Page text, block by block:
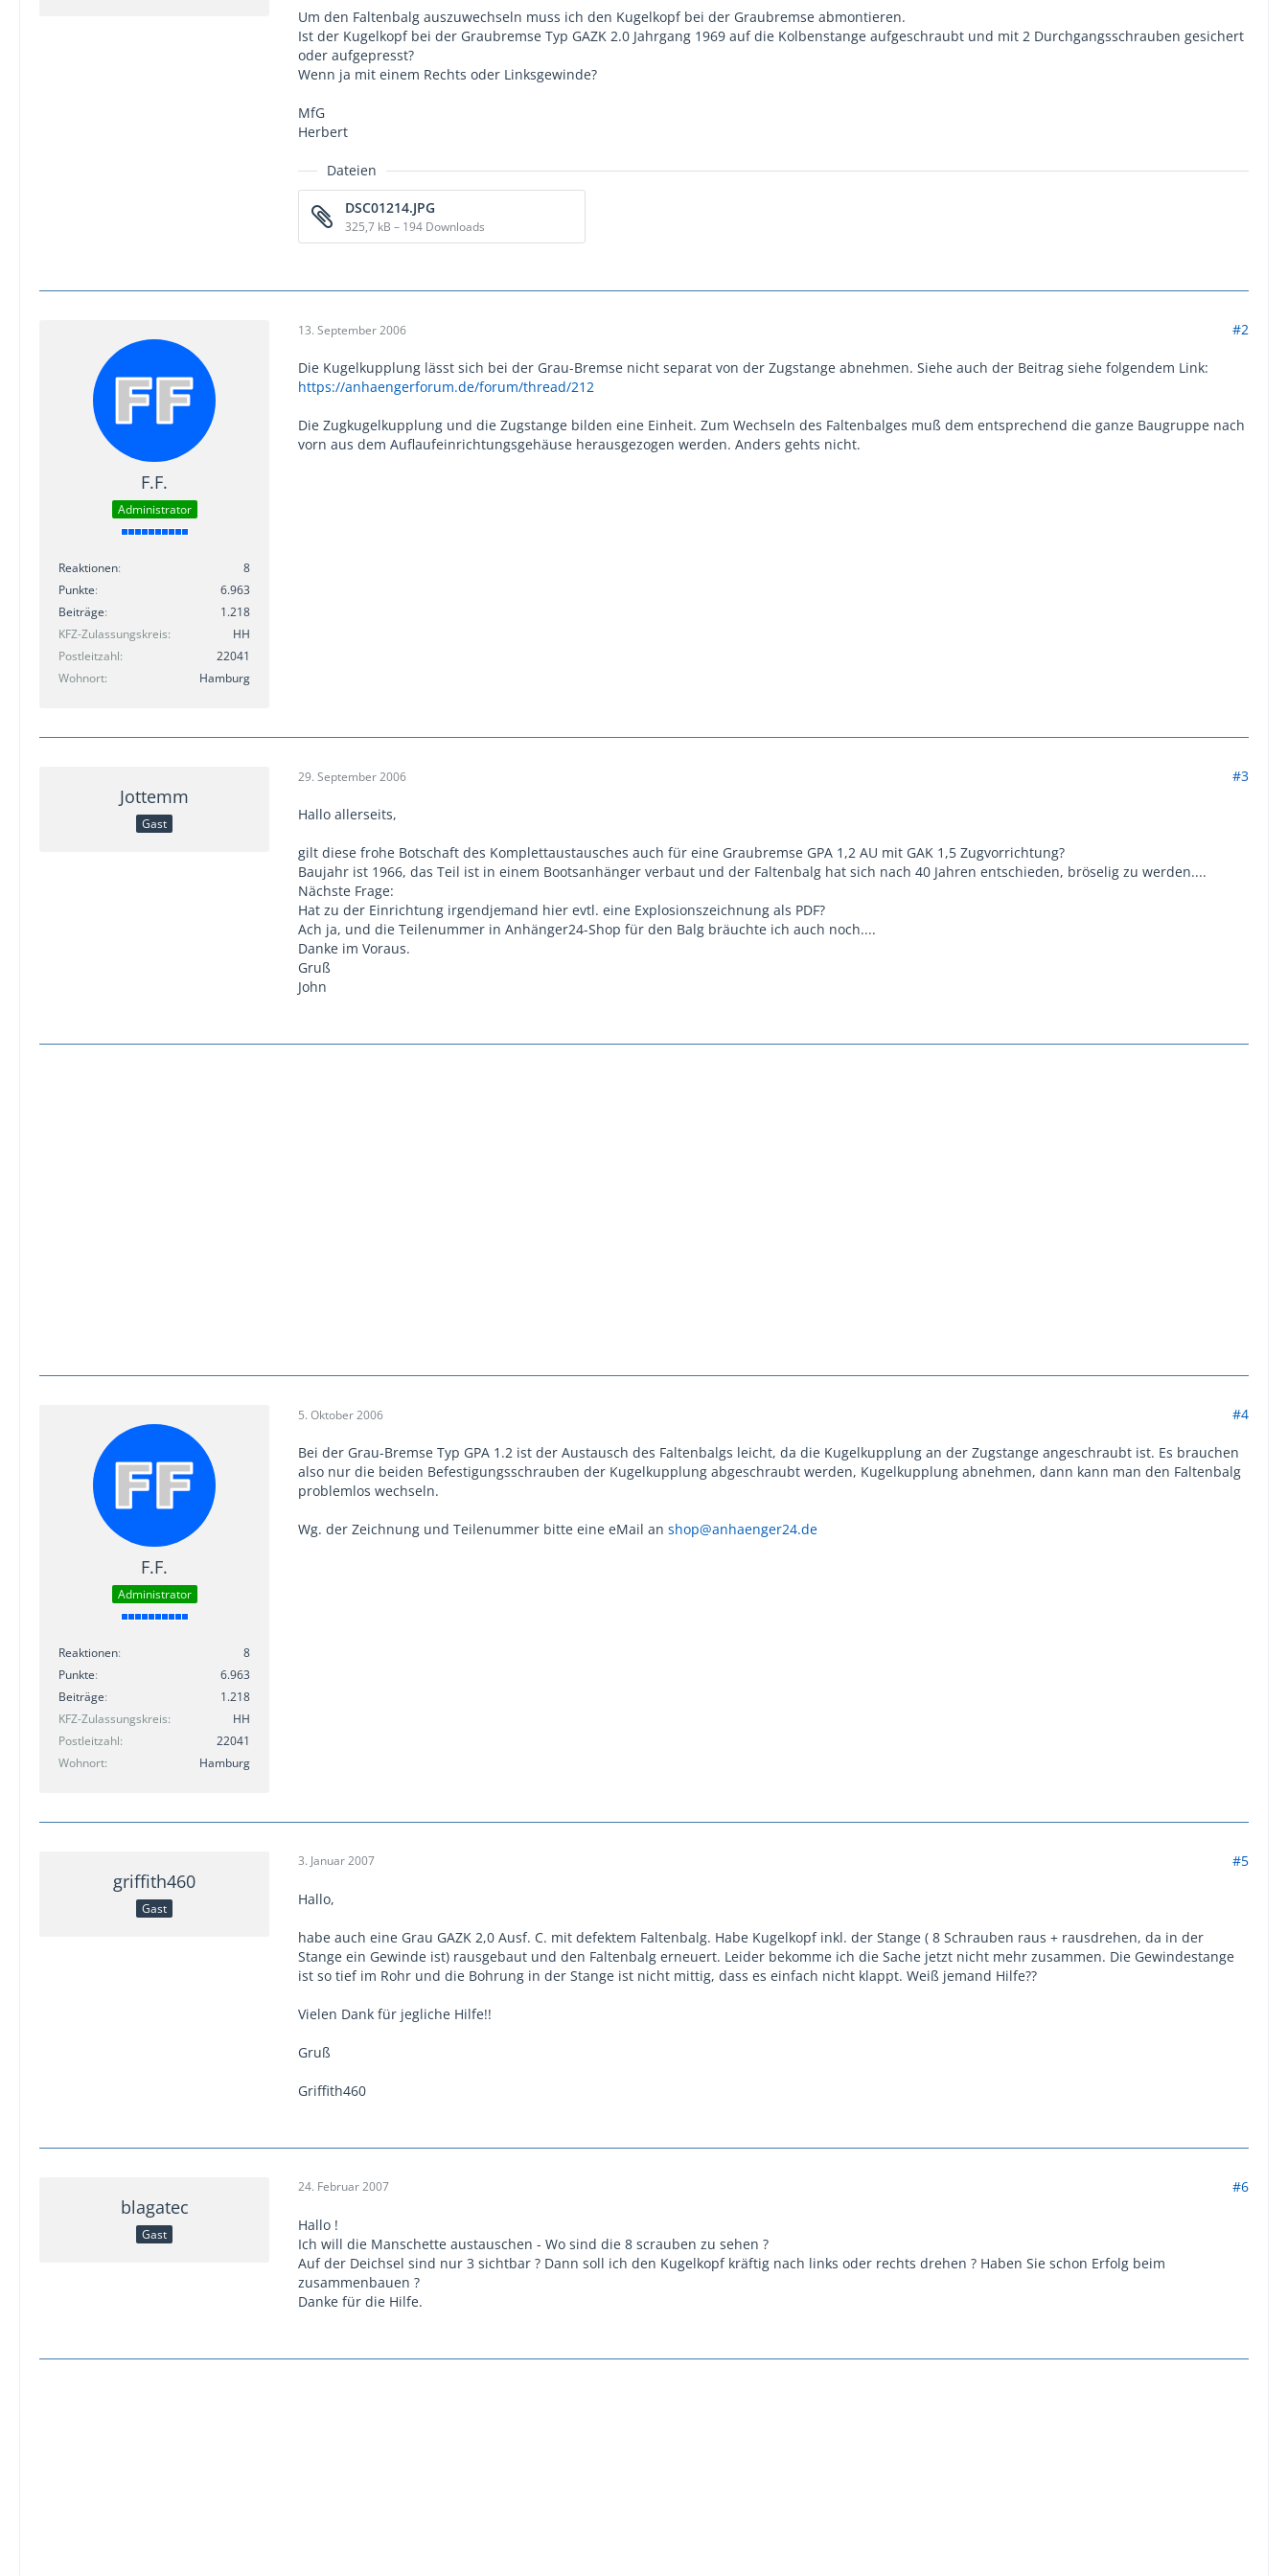
Um den Faltenbalg auszuwechseln muss ich den Kugelkopf bei der Graubremse abmontieren.
Ist der Kugelkopf bei der Graubremse Typ GAZK 2.0 Jahrgang 1969 auf die Kolbenstange aufgeschraubt und mit 2 Durchgangsschrauben gesichert
oder aufgepresst?
Wenn ja mit einem Rechts oder Linksgewinde?
MfG
Herbert
Dateien
DSC01214.JPG
325,7 kB – 194 Downloads
F.F.
Administrator
Reaktionen
8
Punkte
6.963
Beiträge
1.218
KFZ-Zulassungskreis
HH
Postleitzahl
22041
Wohnort
Hamburg
13. September 2006 #2
Die Kugelkupplung lässt sich bei der Grau-Bremse nicht separat von der Zugstange abnehmen. Siehe auch der Beitrag siehe folgendem Link:
https://anhaengerforum.de/forum/thread/212
Die Zugkugelkupplung und die Zugstange bilden eine Einheit. Zum Wechseln des Faltenbalges muß dem entsprechend die ganze Baugruppe nach
vorn aus dem Auflaufeinrichtungsgehäuse herausgezogen werden. Anders gehts nicht.
Jottemm
Gast
29. September 2006 #3
Hallo allerseits,
gilt diese frohe Botschaft des Komplettaustausches auch für eine Graubremse GPA 1,2 AU mit GAK 1,5 Zugvorrichtung?
Baujahr ist 1966, das Teil ist in einem Bootsanhänger verbaut und der Faltenbalg hat sich nach 40 Jahren entschieden, bröselig zu werden....
Nächste Frage:
Hat zu der Einrichtung irgendjemand hier evtl. eine Explosionszeichnung als PDF?
Ach ja, und die Teilenummer in Anhänger24-Shop für den Balg bräuchte ich auch noch....
Danke im Voraus.
Gruß
John
F.F.
Administrator
Reaktionen
8
Punkte
6.963
Beiträge
1.218
KFZ-Zulassungskreis
HH
Postleitzahl
22041
Wohnort
Hamburg
5. Oktober 2006 #4
Bei der Grau-Bremse Typ GPA 1.2 ist der Austausch des Faltenbalgs leicht, da die Kugelkupplung an der Zugstange angeschraubt ist. Es brauchen
also nur die beiden Befestigungsschrauben der Kugelkupplung abgeschraubt werden, Kugelkupplung abnehmen, dann kann man den Faltenbalg
problemlos wechseln.
Wg. der Zeichnung und Teilenummer bitte eine eMail an shop@anhaenger24.de
griffith460
Gast
3. Januar 2007 #5
Hallo,
habe auch eine Grau GAZK 2,0 Ausf. C. mit defektem Faltenbalg. Habe Kugelkopf inkl. der Stange ( 8 Schrauben raus + rausdrehen, da in der
Stange ein Gewinde ist) rausgebaut und den Faltenbalg erneuert. Leider bekomme ich die Sache jetzt nicht mehr zusammen. Die Gewindestange
ist so tief im Rohr und die Bohrung in der Stange ist nicht mittig, dass es einfach nicht klappt. Weiß jemand Hilfe??
Vielen Dank für jegliche Hilfe!!
Gruß
Griffith460
blagatec
Gast
24. Februar 2007 #6
Hallo !
Ich will die Manschette austauschen - Wo sind die 8 scrauben zu sehen ?
Auf der Deichsel sind nur 3 sichtbar ? Dann soll ich den Kugelkopf kräftig nach links oder rechts drehen ? Haben Sie schon Erfolg beim
zusammenbauen ?
Danke für die Hilfe.